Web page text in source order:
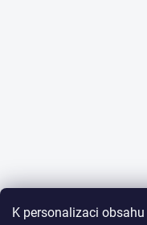
K personalizaci